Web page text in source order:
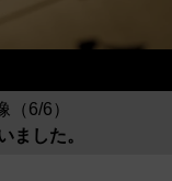
6/6）
ました。